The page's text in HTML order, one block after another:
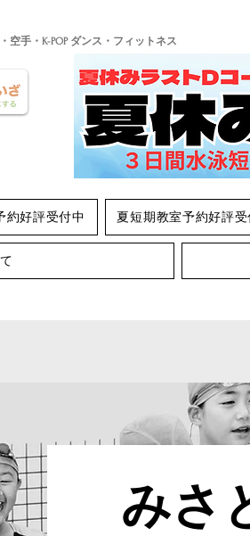
手・K-POP ダンス・フィットネス
約好評受付中 夏短期教室予約好評受
みさ